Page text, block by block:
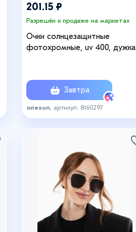
201.15 ₽
Разрешён к продаже на маркетах
Очки солнцезащитные
фотохромные, uv 400, дужка
Завтра
onesun , артикул: 8160297